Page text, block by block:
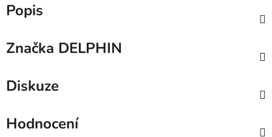
Popis
Značka DELPHIN
Diskuze
Hodnocení